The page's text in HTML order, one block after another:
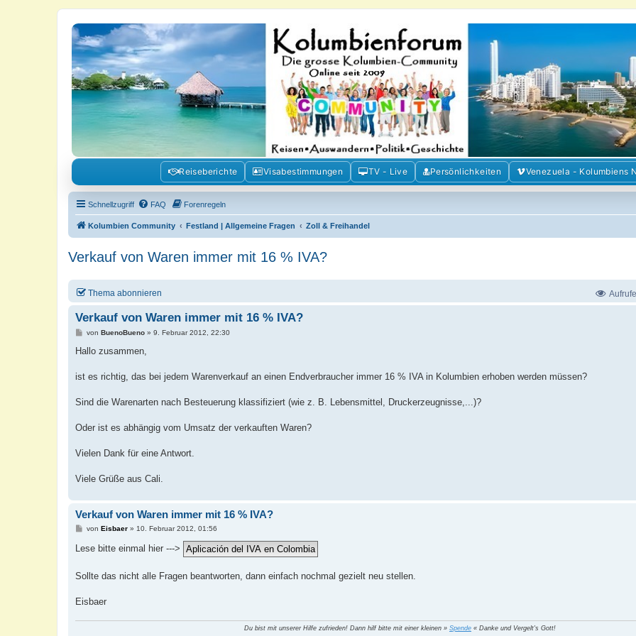
Kolumbienforum - Das grosse Forum der Freunde Kolumbiens
Reisen, Auswandern, Kultur, Politik, Geschichte und Visum in Kolumbien und Venezuela. Austausch, Erfahrungen und Gemeinschaft im Kolumbienforum
Reiseberichte Visabestimmungen TV - Live Persönlichkeiten Venezuela - Kolumbiens
Schnellzugriff FAQ Forenregeln
Kolumbien Community Festland | Allgemeine Fragen Zoll & Freihandel
Verkauf von Waren immer mit 16 % IVA?
Thema abonnieren
Verkauf von Waren immer mit 16 % IVA?
B
i
a
von BuenoBueno» 9. Februar 2012, 22:30
Hallo zusammen,
ist es richtig, das bei jedem Warenverkauf an einen Endverbraucher immer 16 % IVA in Kolumbien erhoben werden müssen?
Sind die Warenarten nach Besteuerung klassifiziert (wie z. B. Lebensmittel, Druckerzeugnisse,...)?
Oder ist es abhängig vom Umsatz der verkauften Waren?
Vielen Dank für eine Antwort.
Viele Grüße aus Cali.
Verkauf von Waren immer mit 16 % IVA?
B
t
g
von Eisbaer» 10. Februar 2012, 01:56
Lese bitte einmal hier --->
Sollte das nicht alle Fragen beantworten, dann einfach nochmal gezielt neu stellen.
Eisbaer
Du bist mit unserer Hilfe zufrieden! Dann hilf bitte mit einer kleinen » Spende « Danke und Vergelt's Gott!